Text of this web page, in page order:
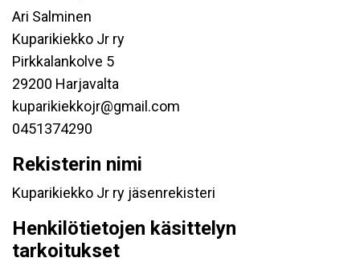
Ari Salminen
Kuparikiekko Jr ry
Pirkkalankolve 5
29200 Harjavalta
kuparikiekkojr@gmail.com
0451374290
Rekisterin nimi
Kuparikiekko Jr ry jäsenrekisteri
Henkilötietojen käsittelyn
tarkoitukset